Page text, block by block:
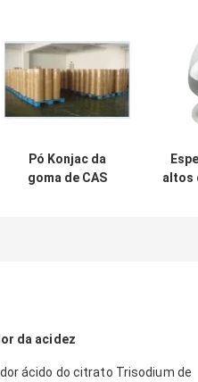
Pó Konjac da
goma de CAS
altos
da acidez
ácido do citrato Trisodium de